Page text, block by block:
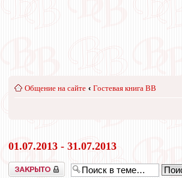
Общение на сайте ‹ Гостевая книга ВВ
01.07.2013 - 31.07.2013
Закрыто